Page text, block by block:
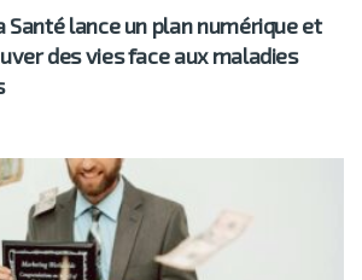
Santé lance un plan numérique et
des vies face aux maladies